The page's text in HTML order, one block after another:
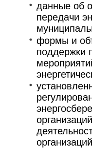
данные об
передачи
формы и
поддержки